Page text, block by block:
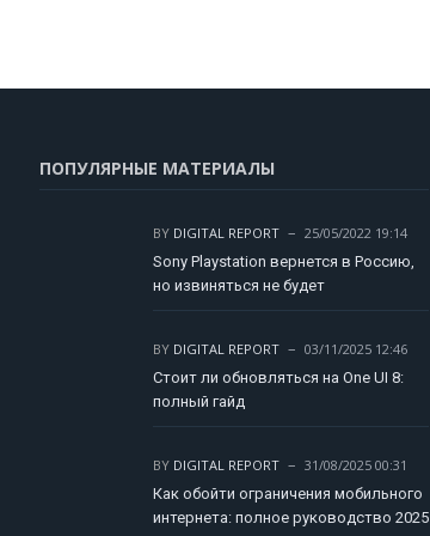
ПОПУЛЯРНЫЕ МАТЕРИАЛЫ
BY DIGITAL REPORT
25/05/2022 19:14
Sony Playstation вернется в Россию,
но извиняться не будет
BY DIGITAL REPORT
03/11/2025 12:46
Стоит ли обновляться на One UI 8:
полный гайд
BY DIGITAL REPORT
31/08/2025 00:31
Как обойти ограничения мобильного
интернета: полное руководство 2025